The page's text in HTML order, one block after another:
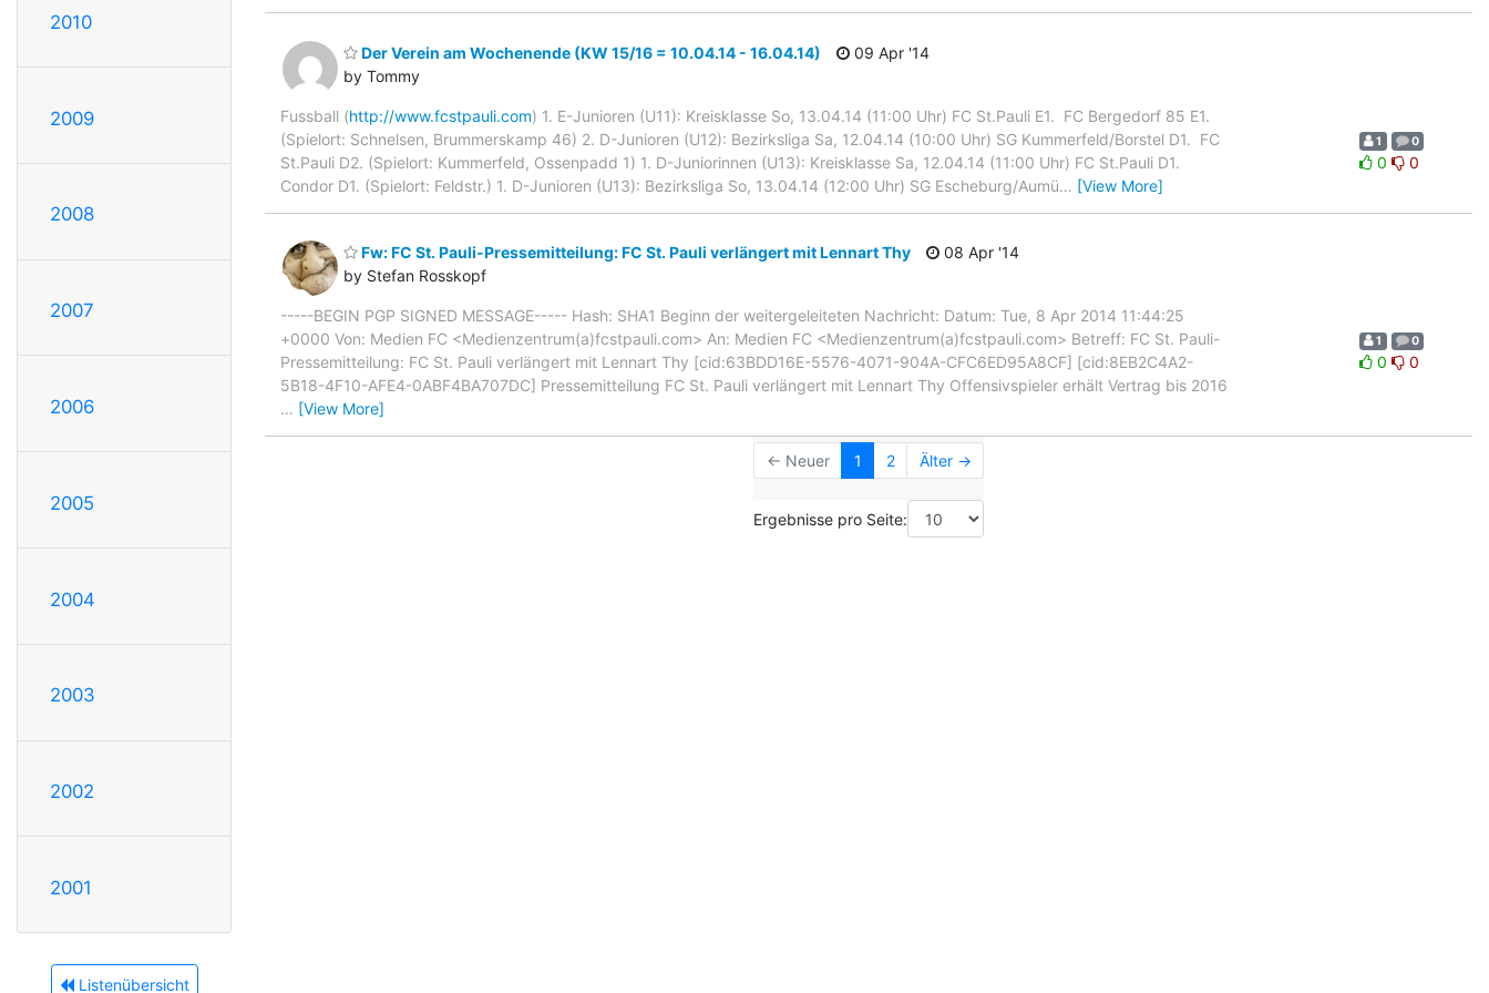
2010
2009
2008
2007
2006
2005
2004
2003
2002
2001
Listenübersicht
Der Verein am Wochenende (KW 15/16 = 10.04.14 - 16.04.14)
by Tommy
09 Apr '14
Fussball (http://www.fcstpauli.com) 1. E-Junioren (U11): Kreisklasse So, 13.04.14 (11:00 Uhr) FC St.Pauli E1.  FC Bergedorf 85 E1.
(Spielort: Schnelsen, Brummerskamp 46) 2. D-Junioren (U12): Bezirksliga Sa, 12.04.14 (10:00 Uhr) SG Kummerfeld/Borstel D1.  FC
St.Pauli D2. (Spielort: Kummerfeld, Ossenpadd 1) 1. D-Juniorinnen (U13): Kreisklasse Sa, 12.04.14 (11:00 Uhr) FC St.Pauli D1. 
Condor D1. (Spielort: Feldstr.) 1. D-Junioren (U13): Bezirksliga So, 13.04.14 (12:00 Uhr) SG Escheburg/Aumü… [View More]
1 0
0 0
Fw: FC St. Pauli-Pressemitteilung: FC St. Pauli verlängert mit Lennart Thy
by Stefan Rosskopf
08 Apr '14
-----BEGIN PGP SIGNED MESSAGE----- Hash: SHA1 Beginn der weitergeleiteten Nachricht: Datum: Tue, 8 Apr 2014 11:44:25
+0000 Von: Medien FC <Medienzentrum(a)fcstpauli.com> An: Medien FC <Medienzentrum(a)fcstpauli.com> Betreff: FC St. Pauli-
Pressemitteilung: FC St. Pauli verlängert mit Lennart Thy [cid:63BDD16E-5576-4071-904A-CFC6ED95A8CF] [cid:8EB2C4A2-
5B18-4F10-AFE4-0ABF4BA707DC] Pressemitteilung FC St. Pauli verlängert mit Lennart Thy Offensivspieler erhält Vertrag bis 2016
… [View More]
1 0
0 0
← Neuer 1 2 Älter →
Ergebnisse pro Seite: